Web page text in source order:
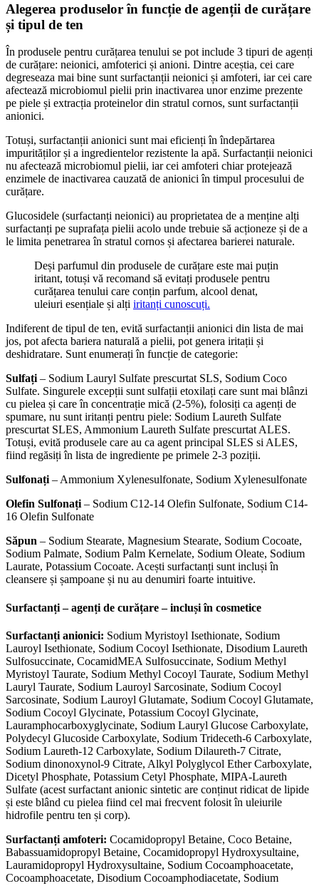
Alegerea produselor în funcție de agenții de curățare
și tipul de ten
În produsele pentru curățarea tenului se pot include 3 tipuri de agenți
de curățare: neionici, amfoterici și anioni. Dintre aceștia, cei care
degreseaza mai bine sunt surfactanții neionici și amfoteri, iar cei care
afectează microbiomul pielii prin inactivarea unor enzime prezente
pe piele și extracția proteinelor din stratul cornos, sunt surfactanții
anionici.
Totuși, surfactanții anionici sunt mai eficienți în îndepărtarea
impurităților și a ingredientelor rezistente la apă. Surfactanții neionici
nu afectează microbiomul pielii, iar cei amfoteri chiar protejează
enzimele de inactivarea cauzată de anionici în timpul procesului de
curățare.
Glucosidele (surfactanți neionici) au proprietatea de a menține alți
surfactanți pe suprafața pielii acolo unde trebuie să acționeze și de a
le limita penetrarea în stratul cornos și afectarea barierei naturale.
Deși parfumul din produsele de curățare este mai puțin
iritant, totuși vă recomand să evitați produsele pentru
curățarea tenului care conțin parfum, alcool denat,
uleiuri esențiale și alți iritanți cunoscuți.
Indiferent de tipul de ten, evită surfactanții anionici din lista de mai
jos, pot afecta bariera naturală a pielii, pot genera iritații și
deshidratare. Sunt enumerați în funcție de categorie:
Sulfați – Sodium Lauryl Sulfate prescurtat SLS, Sodium Coco
Sulfate. Singurele excepții sunt sulfații etoxilați care sunt mai blânzi
cu pielea și care în concentrație mică (2-5%), folosiți ca agenți de
spumare, nu sunt iritanți pentru piele: Sodium Laureth Sulfate
prescurtat SLES, Ammonium Laureth Sulfate prescurtat ALES.
Totuși, evită produsele care au ca agent principal SLES si ALES,
fiind regăsiți în lista de ingrediente pe primele 2-3 poziții.
Sulfonați – Ammonium Xylenesulfonate, Sodium Xylenesulfonate
Olefin Sulfonați – Sodium C12-14 Olefin Sulfonate, Sodium C14-
16 Olefin Sulfonate
Săpun – Sodium Stearate, Magnesium Stearate, Sodium Cocoate,
Sodium Palmate, Sodium Palm Kernelate, Sodium Oleate, Sodium
Laurate, Potassium Cocoate. Acești surfactanți sunt incluși în
cleansere și șampoane și nu au denumiri foarte intuitive.
Surfactanți – agenți de curățare – incluși în cosmetice
Surfactanți anionici: Sodium Myristoyl Isethionate, Sodium
Lauroyl Isethionate, Sodium Cocoyl Isethionate, Disodium Laureth
Sulfosuccinate, CocamidMEA Sulfosuccinate, Sodium Methyl
Myristoyl Taurate, Sodium Methyl Cocoyl Taurate, Sodium Methyl
Lauryl Taurate, Sodium Lauroyl Sarcosinate, Sodium Cocoyl
Sarcosinate, Sodium Lauroyl Glutamate, Sodium Cocoyl Glutamate,
Sodium Cocoyl Glycinate, Potassium Cocoyl Glycinate,
Lauramphocarboxyglycinate, Sodium Lauryl Glucose Carboxylate,
Polydecyl Glucoside Carboxylate, Sodium Trideceth-6 Carboxylate,
Sodium Laureth-12 Carboxylate, Sodium Dilaureth-7 Citrate,
Sodium dinonoxynol-9 Citrate, Alkyl Polyglycol Ether Carboxylate,
Dicetyl Phosphate, Potassium Cetyl Phosphate, MIPA-Laureth
Sulfate (acest surfactant anionic sintetic are conținut ridicat de lipide
și este blând cu pielea fiind cel mai frecvent folosit în uleiurile
hidrofile pentru ten și corp).
Surfactanți amfoteri: Cocamidopropyl Betaine, Coco Betaine,
Babassuamidopropyl Betaine, Cocamidopropyl Hydroxysultaine,
Lauramidopropyl Hydroxysultaine, Sodium Cocoamphoacetate,
Cocoamphoacetate, Disodium Cocoamphodiacetate, Sodium